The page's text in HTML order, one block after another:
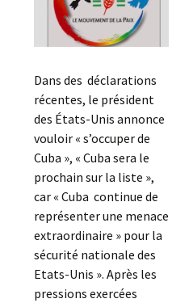
Dans des déclarations
récentes, le président
des États-Unis annonce
vouloir « s’occuper de
Cuba », « Cuba sera le
prochain sur la liste »,
car « Cuba continue de
représenter une menace
extraordinaire » pour la
sécurité nationale des
Etats-Unis ». Après les
pressions exercées